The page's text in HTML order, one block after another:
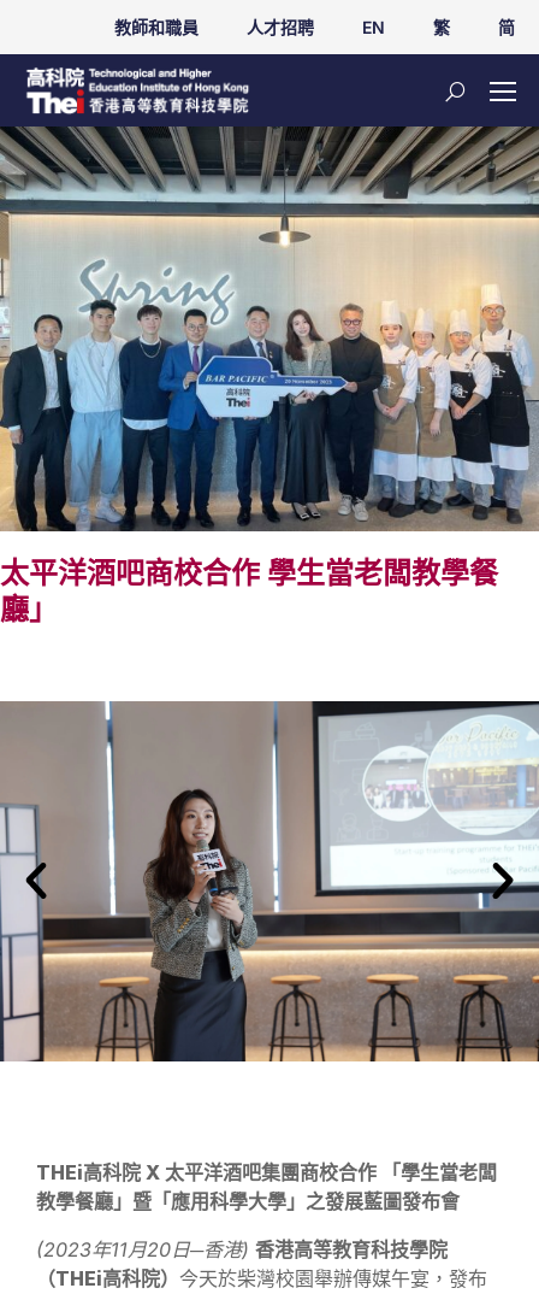
教師和職員 人才招聘 EN 繁 简
太平洋酒吧商校合作 學生當老闆教學餐
廳」
THEi高科院 X 太平洋酒吧集團商校合作 「學生當老闆
教學餐廳」 暨 「應用科學大學」之發展藍圖發布會
(2023年11月20日─香港) 香港高等教育科技學院
（THEi高科院） 今天於柴灣校園舉辦傳媒午宴，發布